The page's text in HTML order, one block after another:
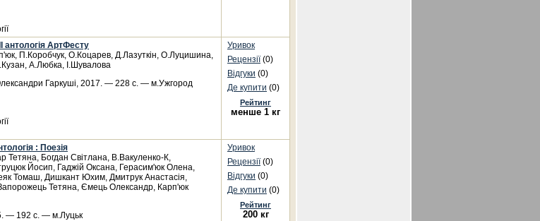
антологія АртФесту
П.Коробчук, О.Коцарев, Д.Лазуткін, О.Луцишина,
А.Любка, І.Шувалова
Гаркуші, 2017. — 228 с. — м.Ужгород
Уривок
Рецензії(0)
Відгуки (0)
Де купити (0)
Рейтинг
менше 1 кг
: Поезія
Тетяна, Богдан Світлана, В.Вакуленко-К,
Йосип, Гаджій Оксана, Герасим'юк Олена,
Томаш, Дишкант Юхим, Дмитрук Анастасія,
Тетяна, Ємець Олександр, Карп'юк
— 192 с. — м.Луцьк
Уривок
Рецензії(0)
Відгуки (0)
Де купити (0)
Рейтинг
200 кг